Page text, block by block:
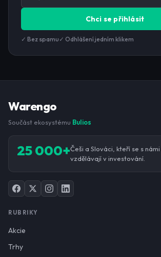
Chci se přihlásit
✓ Bez spamu ✓ Odhlášení jedním klikem
Warengo
Součást ekosystému Bulios
25 000+Češi a Slováci, kteří se s
vzdělávají v investování.
RUBRIKY
Akcie
Trhy